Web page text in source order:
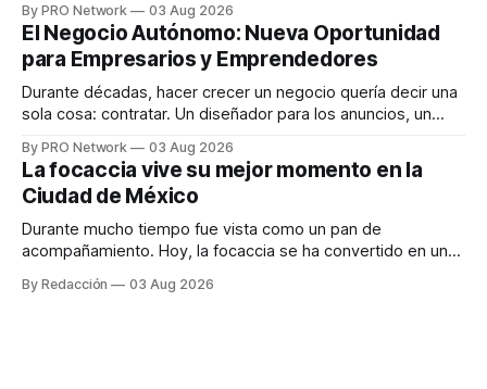
INTERIUS, el problema suele estar en otro lugar. Durante
una entrevista para el podcast SER PRO, el especialista en
marketing digital explicó que
By PRO Network 03 Aug 2026
El Negocio Autónomo: Nueva Oportunidad
para Empresarios y Emprendedores
Durante décadas, hacer crecer un negocio quería decir una
sola cosa: contratar. Un diseñador para los anuncios, un
para los textos, alguien que supiera de publicidad digital
para encontrar prospectos, un vendedor para atender
llamadas y mensajes, y —con suerte— una persona
By PRO Network 03 Aug 2026
La focaccia vive su mejor momento en la
Ciudad de México
Durante mucho tiempo fue vista como un pan de
acompañamiento. Hoy, la focaccia se ha convertido en uno
artesanal, ingredientes de calidad y experiencias que
By Redacción 03 Aug 2026